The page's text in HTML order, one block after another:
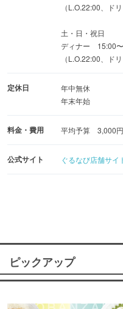
（L.O.22:00、ド
土・日・祝日
ディナー 15:00
（L.O.22:00、ド
定休日
年中無休
年末年始
料金・費用 平均予算 3,000円
公式サイト ぐるなび店舗サイ
ピックアップ